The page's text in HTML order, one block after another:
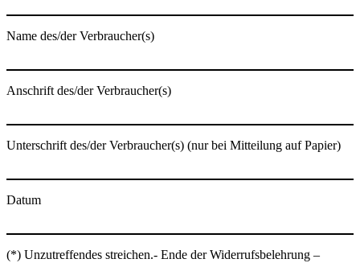
Name des/der Verbraucher(s)
Anschrift des/der Verbraucher(s)
Unterschrift des/der Verbraucher(s) (nur bei Mitteilung auf Papier)
Datum
(*) Unzutreffendes streichen.- Ende der Widerrufsbelehrung –